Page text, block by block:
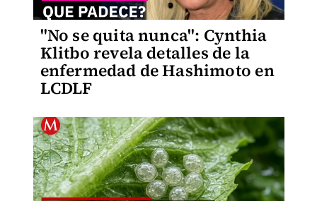
"No se quita nunca": Cynthia
Klitbo revela detalles de la
enfermedad de Hashimoto en
LCDLF